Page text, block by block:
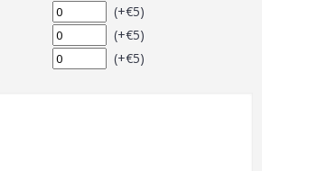
(+€5)
(+€5)
(+€5)